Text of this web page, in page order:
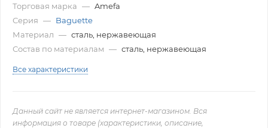
Торговая марка — Amefa
Серия — Baguette
Материал — сталь, нержавеющая
Состав по материалам — сталь, нержавеющая
Все характеристики
Данный сайт не является интернет-магазином. Вся
информация о товаре (характеристики, описание,